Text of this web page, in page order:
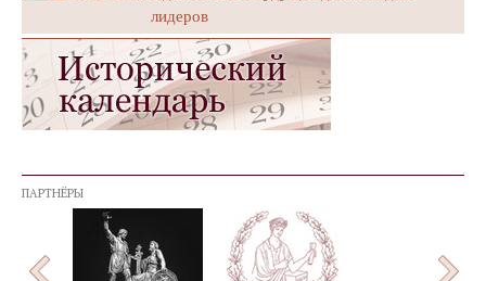
лидеров
ПАРТНЁРЫ